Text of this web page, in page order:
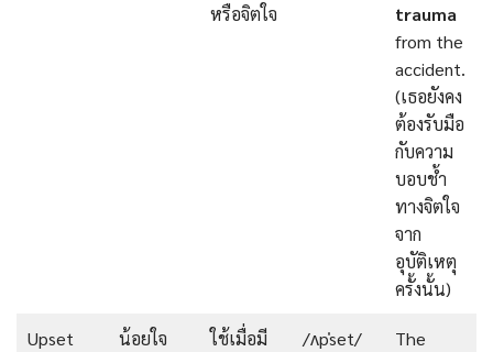
หรือจิตใจ
trauma
from the
accident.
(เธอยังคง
ต้องรับมือ
กับความ
บอบช้ำ
ทางจิตใจ
จาก
อุบัติเหตุ
ครั้งนั้น)
Upset
น้อยใจ
ใช้เมื่อมี
/ʌpˈset/
The